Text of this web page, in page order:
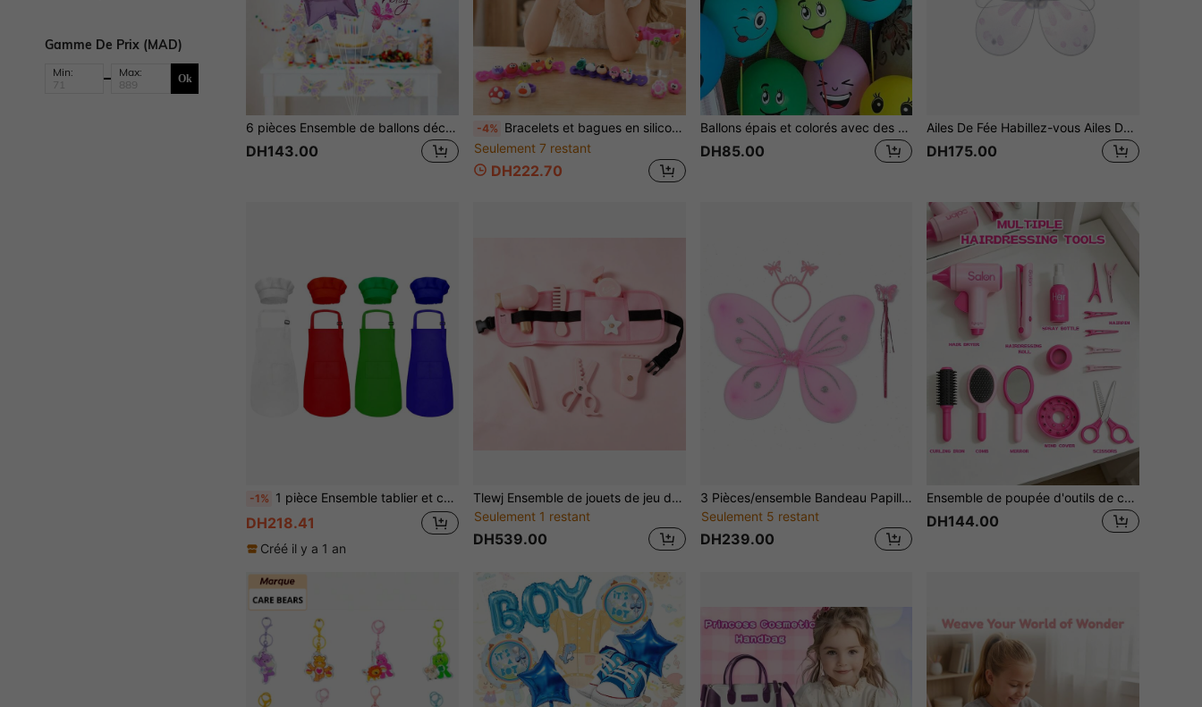
Gamme De Prix (MAD)
Min: Max: Ok
6 pièces Ensemble de ballons décoratifs thème papillon, ballons en forme de papillon de 18 po, ballons en feuille d'aluminium étoile violette, convient pour fête d'anniversaire, décorations thème papillon
DH143.00
-4% Bracelets et bagues en silicone d'animaux de dessin animé à assembler soi-même pour enfants, accessoires de mode, jouets pour filles, perles de bracelet d'amitié, déguisement pour filles, jouets pour enfants
Seulement 7 restant
DH222.70
Ballons épais et colorés avec des expressions de visage souriantes, pour décorer les fêtes d'anniversaire et les arrangements de ballons de dessin animé
DH85.00
Ailes De Fée Habillez-vous Ailes De Fée Papillon Ailes D'ange De Costume D'halloween Pour Enfants (22,4l X 17,7l)
DH175.00
-1% 1 pièce Ensemble tablier et chapeau de chef pour enfants, tablier pour garçons et filles avec 2 poches réglables, tabliers de peinture pour enfants, pour la cuisine, la peinture et l'artisanat, 6-13 ans
DH218.41
Créé il y a 1 an
Tlewj Ensemble de jouets de jeu de rôle de coiffeur rose
Seulement 1 restant
DH539.00
3 Pièces/ensemble Bandeau Papillon Pour Enfants, Ailes De Baguette Pour Filles, Tenue De Photographie Estivale Pour Enfant, Accessoire De Conte De Fées Jaune Vert Violet Rose
Seulement 5 restant
DH239.00
Ensemble de poupée d'outils de coiffure réalistes, pince à boucler, miroir, tige de pince à cheveux réaliste, peigne, jouet de jeu de rôle, fabriqué en matériau ABS lisse, livré avec des accessoires complets; convient aux filles de 3 ans et plus, utilisé pour les jeux de rôle, cultivant les compétences esthétiques et sociales. Convient comme cadeau d'Halloween, de Noël, de Thanksgiving et de rentrée scolaire.
DH144.00